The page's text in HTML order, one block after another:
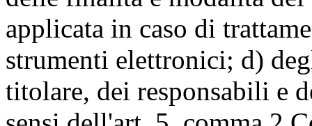
applicata in caso di
strumenti elettronici; d)
titolare, dei responsabili e